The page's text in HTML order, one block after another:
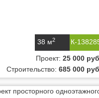
К-
38 м2
Проект: 25 000 руб
Строительство: 685 000 руб